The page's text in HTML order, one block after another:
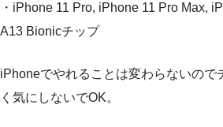
・iPhone 11 Pro, iPhone 11 Pro Max,
A13 Bionicチップ
iPhoneでやれることは変わらないので
く気にしないでOK。